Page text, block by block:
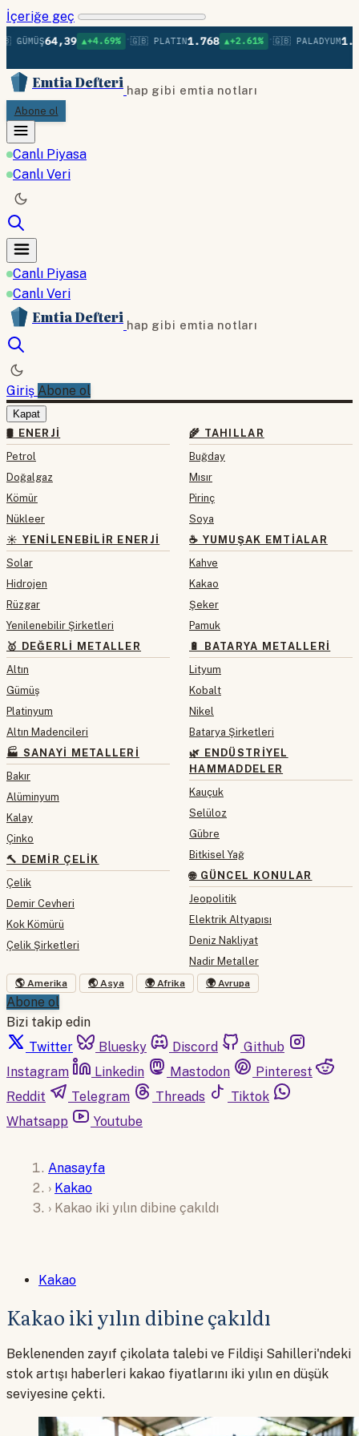
İçeriğe geç
64,39 ▲+4.69% •🇬🇧 PLATIN1.768 ▲+2.61% •🇬🇧 PALADYUM
Emtia Defteri hap gibi emtia notları
Abone ol
Canlı Piyasa
Canlı Veri
Canlı Piyasa
Canlı Veri
Emtia Defteri hap gibi emtia notları
Giriş Abone ol
Kapat
🛢 ENERJI
Petrol
Doğalgaz
Kömür
Nükleer
☀️ YENILENEBILIR ENERJI
Solar
Hidrojen
Rüzgar
Yenilenebilir Şirketleri
🥇 DEĞERLI METALLER
Altın
Gümüş
Platinyum
Altın Madencileri
🏭 SANAYI METALLERI
Bakır
Alüminyum
Kalay
Çinko
🔨 DEMIR ÇELIK
Çelik
Demir Cevheri
Kok Kömürü
Çelik Şirketleri
🌾 TAHILLAR
Buğday
Mısır
Pirinç
Soya
☕ YUMUŞAK EMTIALAR
Kahve
Kakao
Şeker
Pamuk
🔋 BATARYA METALLERI
Lityum
Kobalt
Nikel
Batarya Şirketleri
🌿 ENDÜSTRIYEL
HAMMADDELER
Kauçuk
Selüloz
Gübre
Bitkisel Yağ
🌐 GÜNCEL KONULAR
Jeopolitik
Elektrik Altyapısı
Deniz Nakliyat
Nadir Metaller
🌎 Amerika 🌏 Asya 🌍 Afrika 🌍 Avrupa
Abone ol
Bizi takip edin
Twitter
Bluesky Discord
Github
Instagram
Linkedin Mastodon
Pinterest
Reddit
Telegram Threads
Tiktok
Whatsapp
Youtube
Anasayfa
› Kakao
› Kakao iki yılın dibine çakıldı
Kakao
Kakao iki yılın dibine çakıldı
Beklenenden zayıf çikolata talebi ve Fildişi Sahilleri'ndeki
stok artışı haberleri kakao fiyatlarını iki yılın en düşük
seviyesine çekti.